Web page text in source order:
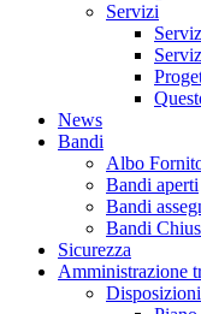
Servizi
News
Bandi
Albo
Bandi aperti
Bandi
Bandi
Sicurezza
Amministrazione